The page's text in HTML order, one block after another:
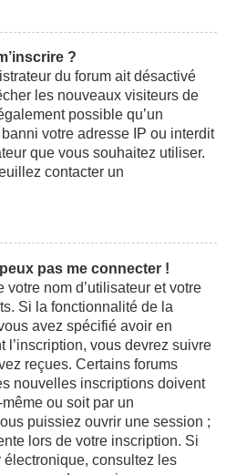
?
du forum ait désactivé
les nouveaux visiteurs de
possible qu’un
votre adresse IP ou interdit
que vous souhaitez utiliser.
contacter un
pas me connecter !
nom d’utilisateur et votre
Si la fonctionnalité de la
avez spécifié avoir en
l’inscription, vous devrez suivre
reçues. Certains forums
nouvelles inscriptions doivent
ou soit par un
puissiez ouvrir une session ;
lors de votre inscription. Si
consultez les